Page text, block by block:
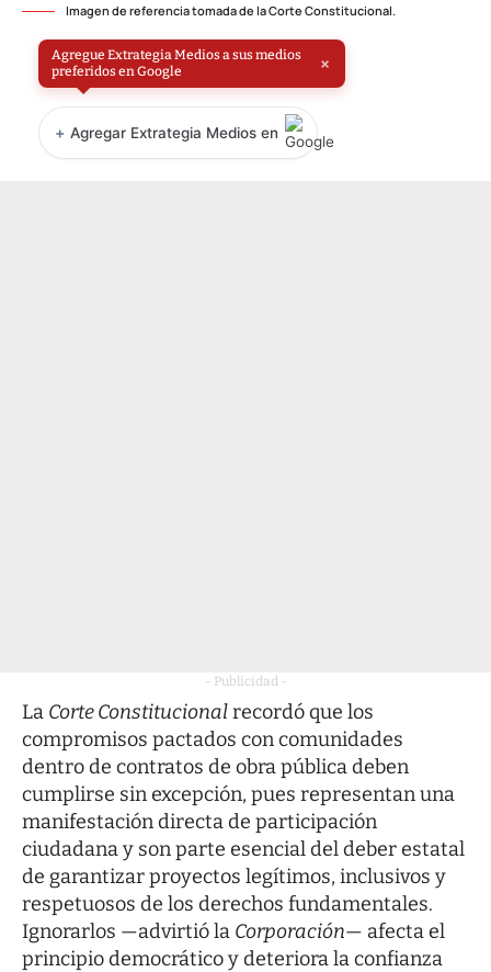
Imagen de referencia tomada de la Corte Constitucional.
Agregue Extrategia Medios a sus medios
preferidos en Google
×
+ Agregar Extrategia Medios en
- Publicidad -
La Corte Constitucionalrecordó que los
compromisos pactados con comunidades
dentro de contratos de obra pública deben
cumplirse sin excepción, pues representan una
manifestación directa de participación
ciudadana y son parte esencial del deber estatal
de garantizar proyectos legítimos, inclusivos y
respetuosos de los derechos fundamentales.
Ignorarlos —advirtió la Corporación— afecta el
principio democrático y deteriora la confianza